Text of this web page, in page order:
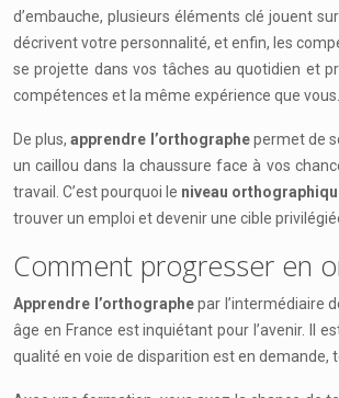
d’embauche, plusieurs éléments clé jouent
décrivent votre personnalité, et enfin, les
se projette dans vos tâches au quotidien et
compétences et la même expérience que vous.
De plus,apprendre l’orthographepermet de
un caillou dans la chaussure face à vos
travail. C’est pourquoi le niveau
trouver un emploi et devenir une cible
Comment progresser en
Apprendre l’orthographepar l’intermédiaire
âge en France est inquiétant pour l’avenir. Il
qualité en voie de disparition est en demande,